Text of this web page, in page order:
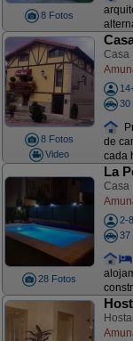
8 Fotos
8 Fotos
Video
Casa
30
de
cada
28 Fotos
La
Casa
2-
37